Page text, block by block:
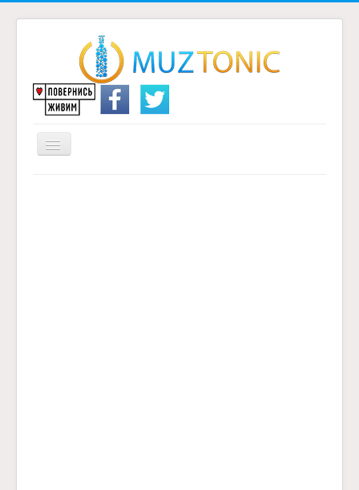
Перемикач
навігації